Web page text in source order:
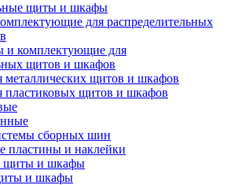
щиты и шкафы
для распределительных
и комплектующие для
щитов и шкафов
металлических щитов и шкафов
пластиковых щитов и шкафов
сборных шин
пластины и наклейки
щиты и шкафы
и шкафы